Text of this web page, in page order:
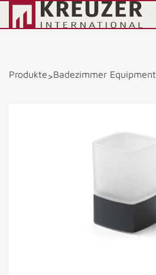
Produkte>Badezimmer Equipment